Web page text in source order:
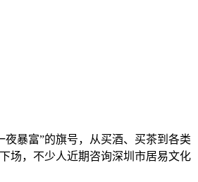
暴富”的旗号，从买酒、买茶到各类
场，不少人近期咨询深圳市居易文化